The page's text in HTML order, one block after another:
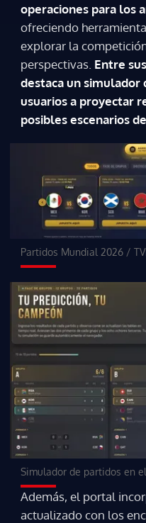
operaciones para los
ofreciendo
explorar la
perspectivas. Entre
destaca un simulador
usuarios a proyectar
posibles escenarios
Partidos Mundial 2026 /
Simulador de partidos en
Además, el portal
actualizado con los